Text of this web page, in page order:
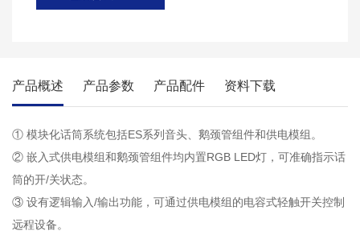
产品概述 产品参数 产品配件 资料下载
① 模块化话筒系统包括ES系列音头、鹅颈管组件和供电模组。
② 嵌入式供电模组和鹅颈管组件均内置RGB LED灯，可准确指示话
筒的开/关状态。
③ 设有逻辑输入/输出功能，可通过供电模组的电容式轻触开关控制
远程设备。